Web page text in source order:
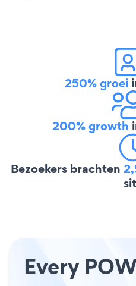
250% groei
200% growth
Bezoekers brachten
Every